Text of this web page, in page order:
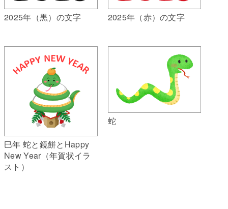
2025年（黒）の文字 2025年（赤）の文字
巳年 蛇と鏡餅とHappy
New Year（年賀状イラ
スト）
蛇